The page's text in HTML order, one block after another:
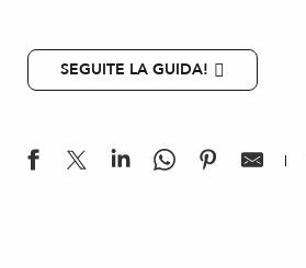
SEGUITE LA GUIDA!